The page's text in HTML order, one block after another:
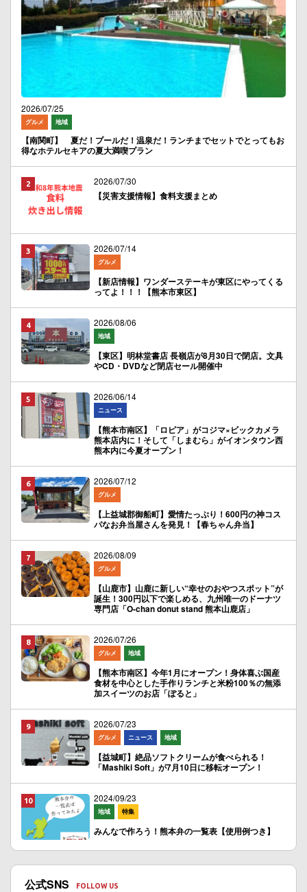
2026/07/25
グルメ 地域
【南関町】 夏だ！プールだ！温泉だ！ランチまでセットでとってもお
得なホテルセキアの夏大満喫プラン
2026/07/30
【災害支援情報】食料支援まとめ
2026/07/14
グルメ
【新店情報】ワンダーステーキが東区にやってくる
ってよ！！！【熊本市東区】
2026/08/06
地域
【東区】明林堂書店 長嶺店が8月30日で閉店。文具
やCD・DVDなど閉店セール開催中
2026/06/14
ニュース
【熊本市南区】「ロピア」がコジマ×ビックカメラ
熊本店内に！そして「しまむら」がイオンタウン西
熊本内に今夏オープン！
2026/07/12
グルメ
【上益城郡御船町】愛情たっぷり！600円の神コス
パなお弁当屋さんを発見！【春ちゃん弁当】
2026/08/09
グルメ
【山鹿市】山鹿に新しい“幸せのおやつスポット”が
誕生！300円以下で楽しめる、九州唯一のドーナツ
専門店「O-chan donut stand 熊本山鹿店」
2026/07/26
グルメ 地域
【熊本市南区】今年1月にオープン！身体喜ぶ国産
食材を中心とした手作りランチと米粉100％の無添
加スイーツのお店「ぽると」
2026/07/23
グルメ ニュース 地域
【益城町】絶品ソフトクリームが食べられる！
「Mashiki Soft」が7月10日に移転オープン！
2024/09/23
地域 特集
みんなで作ろう！熊本弁の一覧表【使用例つき】
公式SNS